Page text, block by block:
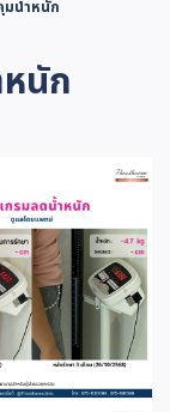
มน้ำหนัก
นัก